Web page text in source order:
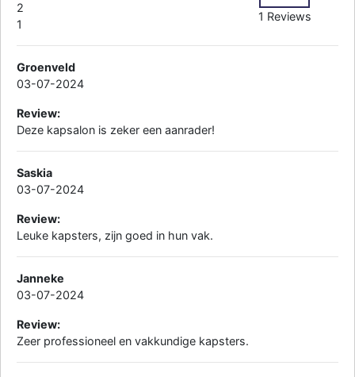
2
1
1 Reviews
Groenveld
03-07-2024
Review:
Deze kapsalon is zeker een aanrader!
Saskia
03-07-2024
Review:
Leuke kapsters, zijn goed in hun vak.
Janneke
03-07-2024
Review:
Zeer professioneel en vakkundige kapsters.